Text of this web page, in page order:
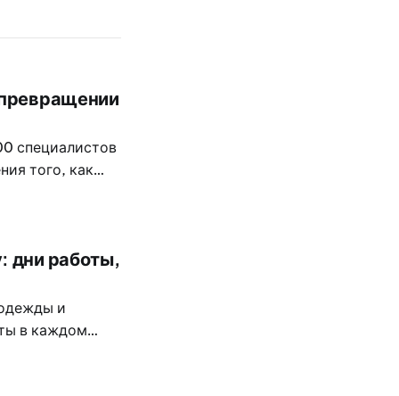
специалистов
того, как
дни работы,
и
в каждом